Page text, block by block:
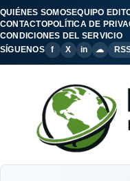
QUIÉNES SOMOSEQUIPO
CONTACTOPOLÍTICA DE
CONDICIONES DEL SERVICIO
SÍGUENOS
f X in ☁